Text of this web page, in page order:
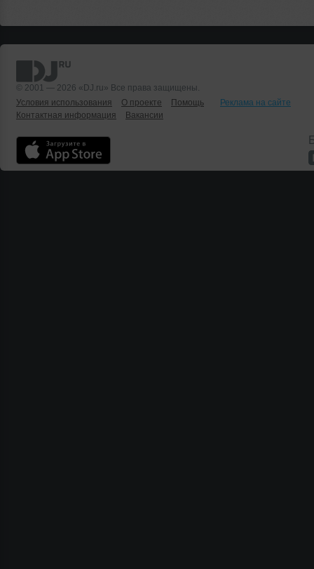
© 2001 — 2026 «DJ.ru» Все права защищены.
Условия использования
О проекте Помощь
Реклама на сайте
Контактная информация
Вакансии